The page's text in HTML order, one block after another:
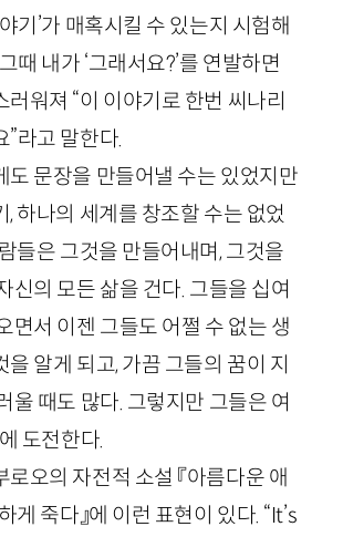
기’가 매혹시킬 수 있는지 시험해
때 내가 ‘그래서요?’를 연발하면
러워져 “이 이야기로 한번 씨나리
”라고 말한다.
도 문장을 만들어낼 수는 있었지만
, 하나의 세계를 창조할 수는 없었
들은 그것을 만들어내며, 그것을
신의 모든 삶을 건다. 그들을 십여
면서 이젠 그들도 어쩔 수 없는 생
을 알게 되고, 가끔 그들의 꿈이 지
울 때도 많다. 그렇지만 그들은 여
도전한다.
오의 자전적 소설 『아름다운 애
게 죽다』에 이런 표현이 있다. “It’s